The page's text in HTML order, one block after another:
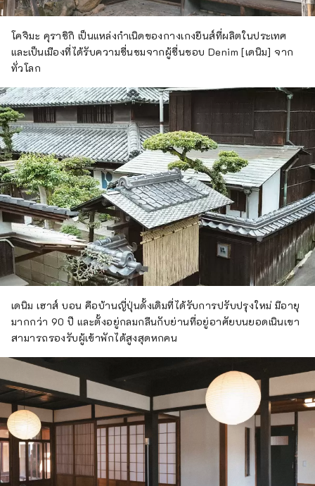
โคจิมะ คุราชิกิ เป็นแหล่งกำเนิดของกางเกงยีนส์ที่ผลิตในประเทศ
และเป็นเมืองที่ได้รับความชื่นชมจากผู้ชื่นชอบ Denim [เดนิม] จาก
ทั่วโลก
เดนิม เฮาส์ บอน คือบ้านญี่ปุ่นดั้งเดิมที่ได้รับการปรับปรุงใหม่ มีอายุ
มากกว่า 90 ปี และตั้งอยู่กลมกลืนกับย่านที่อยู่อาศัยบนยอดเนินเขา
สามารถรองรับผู้เข้าพักได้สูงสุดหกคน